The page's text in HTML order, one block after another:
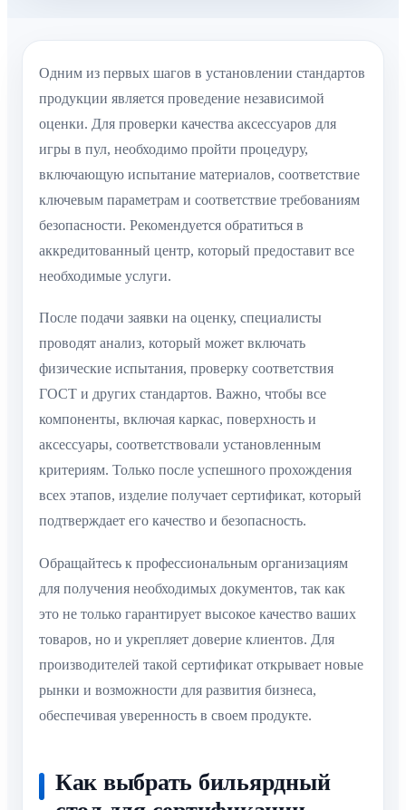
Одним из первых шагов в установлении стандартов
продукции является проведение независимой
оценки. Для проверки качества аксессуаров для
игры в пул, необходимо пройти процедуру,
включающую испытание материалов, соответствие
ключевым параметрам и соответствие требованиям
безопасности. Рекомендуется обратиться в
аккредитованный центр, который предоставит все
необходимые услуги.
После подачи заявки на оценку, специалисты
проводят анализ, который может включать
физические испытания, проверку соответствия
ГОСТ и других стандартов. Важно, чтобы все
компоненты, включая каркас, поверхность и
аксессуары, соответствовали установленным
критериям. Только после успешного прохождения
всех этапов, изделие получает сертификат, который
подтверждает его качество и безопасность.
Обращайтесь к профессиональным организациям
для получения необходимых документов, так как
это не только гарантирует высокое качество ваших
товаров, но и укрепляет доверие клиентов. Для
производителей такой сертификат открывает новые
рынки и возможности для развития бизнеса,
обеспечивая уверенность в своем продукте.
Как выбрать бильярдный